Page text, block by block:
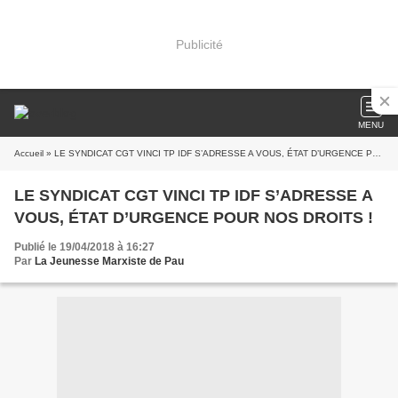
Publicité
MENU
Accueil » LE SYNDICAT CGT VINCI TP IDF S’ADRESSE A VOUS, ÉTAT D’URGENCE POUR NOS DROITS !
LE SYNDICAT CGT VINCI TP IDF S’ADRESSE A
VOUS, ÉTAT D’URGENCE POUR NOS DROITS !
Publié le 19/04/2018 à 16:27
Par La Jeunesse Marxiste de Pau